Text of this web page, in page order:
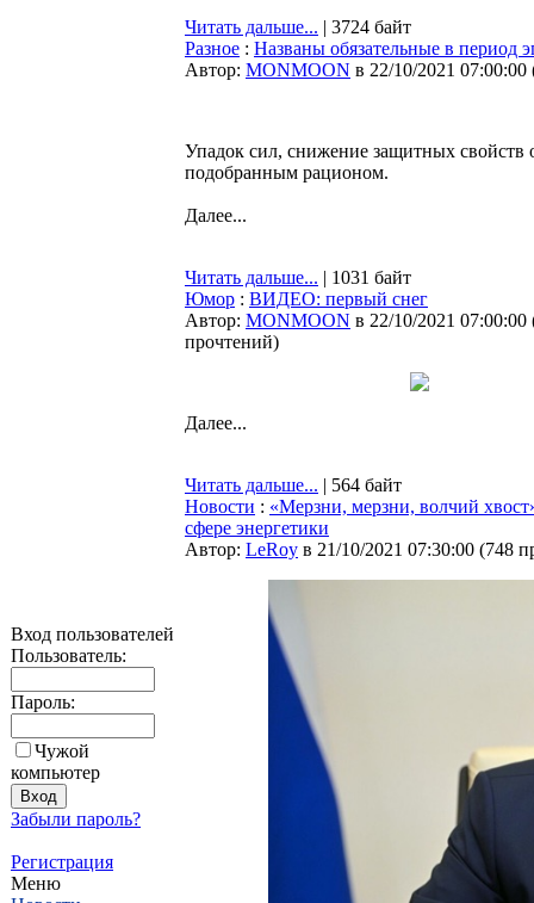
Вход пользователей
Пользователь:
Пароль:
Чужой
компьютер
Забыли пароль?
Регистрация
Меню
Читать дальше... | 3724 байт
Разное : Названы обязательные в период
Автор: MONMOON в 22/10/2021 07:00:00
Упадок сил, снижение защитных свойств
подобранным рационом.
Далее...
Читать дальше... | 1031 байт
Юмор : ВИДЕО: первый снег
Автор: MONMOON в 22/10/2021 07:00:00
прочтений)
Далее...
Читать дальше... | 564 байт
Новости : «Мерзни, мерзни, волчий
сфере энергетики
Автор: LeRoy в 21/10/2021 07:30:00 (748